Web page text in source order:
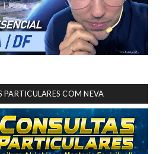
PARTICULARES COM NEVA